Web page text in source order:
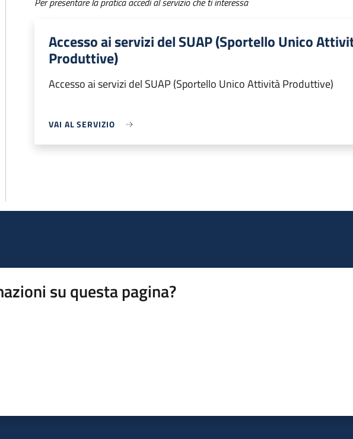
Accesso ai servizi del SUAP (Sportello Unico
Produttive)
Accesso ai servizi del SUAP (Sportello Unico Attività Produttive)
VAI AL SERVIZIO
su questa pagina?